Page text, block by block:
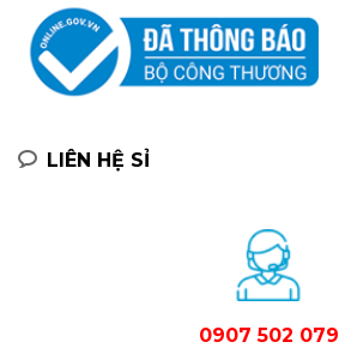
LIÊN HỆ SỈ
0907 502 079